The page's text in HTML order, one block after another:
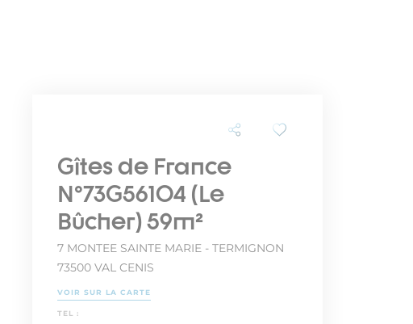
Gîtes de France
N°73G56104 (Le
Bûcher) 59m²
7 MONTEE SAINTE MARIE - TERMIGNON
73500 VAL CENIS
VOIR SUR LA CARTE
TEL :